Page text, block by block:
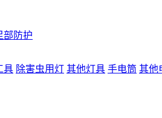
部防护
具 除害虫用灯 其他灯具 手电筒 其他